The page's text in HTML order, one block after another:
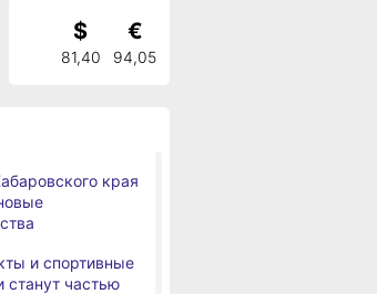
$
81,40
€
94,05
края
и спортивные
станут частью